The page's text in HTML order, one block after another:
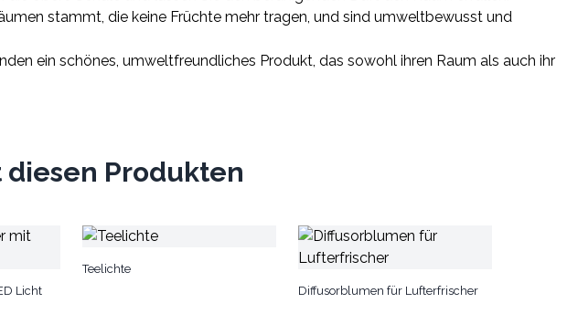
stammt, die keine Früchte mehr tragen, und sind umweltbewusst und
ein schönes, umweltfreundliches Produkt, das sowohl ihren Raum als auch ihr
Produkten
Licht
Teelichte
Diffusorblumen für Lufterfrischer